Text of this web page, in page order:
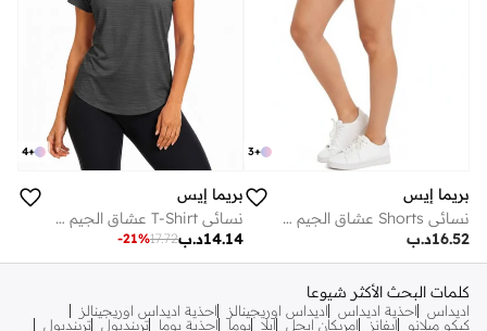
+
3
بريما إيس
نسائي Shorts عشاق الجيم بريميوم Pink
د.ب16.52
+
4
بريما إيس
نسائي T-Shirt عشاق الجيم بريميوم Black
د.ب14.14
17.72
-21%
كلمات البحث الأكثر شيوعا
اديداس احذية اديداس اديداس اوريجينالز
احذية اديداس اوريجينالز
كيكو ميلانو
إيفانز امريكان ايجل ايلا بوما احذية بوما ترينديول ترينديول